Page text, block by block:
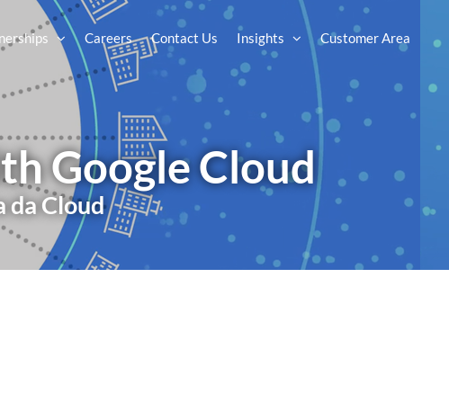
Careers Contact Us Insights Customer Area
Google Cloud
da Cloud